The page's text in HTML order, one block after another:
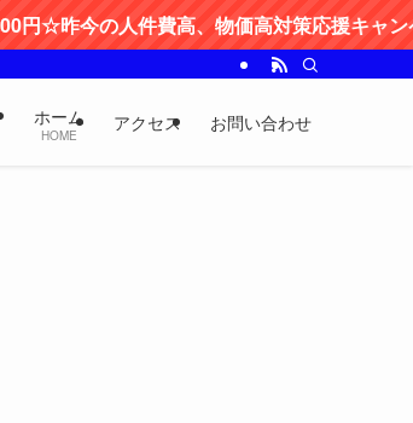
今の人件費高、物価高対策応援キャンペ
ホーム
HOME
アクセス お問い合わせ